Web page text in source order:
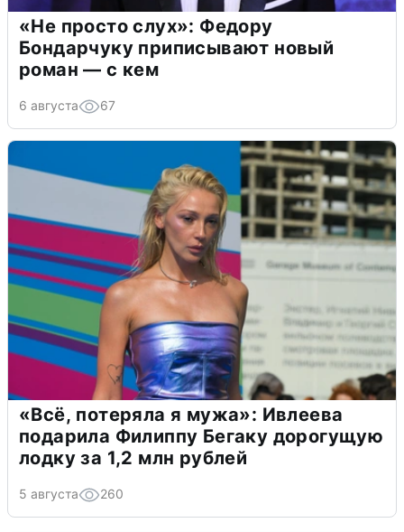
«Не просто слух»: Федору
Бондарчуку приписывают новый
роман — с кем
6 августа 67
«Всё, потеряла я мужа»: Ивлеева
подарила Филиппу Бегаку дорогущую
лодку за 1,2 млн рублей
5 августа 260